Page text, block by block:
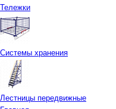
Тележки
Системы хранения
Лестницы передвижные